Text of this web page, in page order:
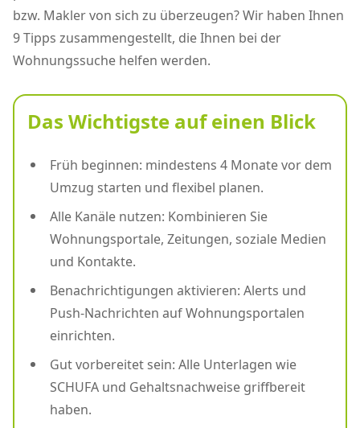
bzw. Makler von sich zu überzeugen? Wir haben Ihnen
9 Tipps zusammengestellt, die Ihnen bei der
Wohnungssuche helfen werden.
Das Wichtigste auf einen Blick
Früh beginnen: mindestens 4 Monate vor dem
Umzug starten und flexibel planen.
Alle Kanäle nutzen: Kombinieren Sie
Wohnungsportale, Zeitungen, soziale Medien
und Kontakte.
Benachrichtigungen aktivieren: Alerts und
Push-Nachrichten auf Wohnungsportalen
einrichten.
Gut vorbereitet sein: Alle Unterlagen wie
SCHUFA und Gehaltsnachweise griffbereit
haben.